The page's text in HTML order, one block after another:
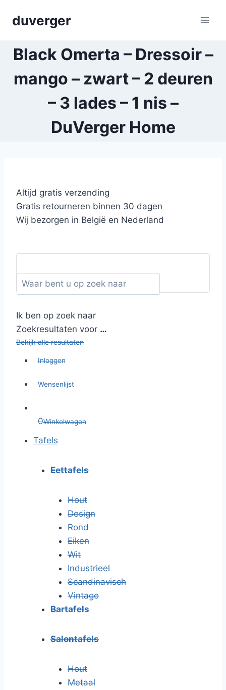
duverger
Black Omerta – Dressoir –
mango – zwart – 2 deuren
– 3 lades – 1 nis –
DuVerger Home
Altijd gratis verzending
Gratis retourneren binnen 30 dagen
Wij bezorgen in België en Nederland
Ik ben op zoek naar
Zoekresultaten voor …
Bekijk alle resultaten
Inloggen
Wensenlijst
0Winkelwagen
Tafels
Eettafels
Hout
Design
Rond
Eiken
Wit
Industrieel
Scandinavisch
Vintage
Bartafels
Salontafels
Hout
Metaal